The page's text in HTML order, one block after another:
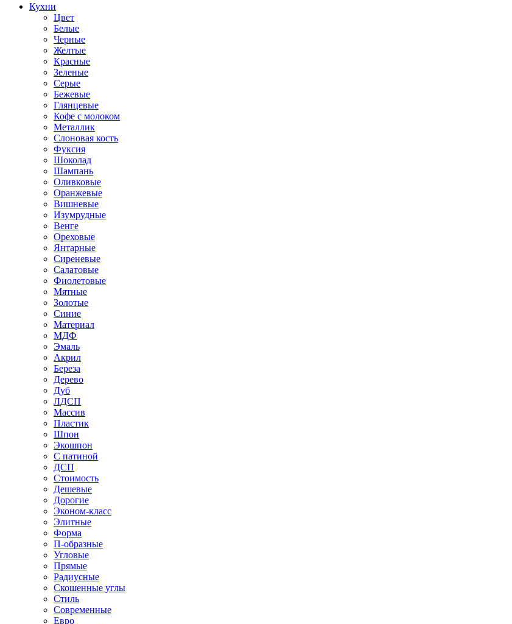
Кухни
Цвет
Белые
Черные
Желтые
Красные
Зеленые
Серые
Бежевые
Глянцевые
Кофе с молоком
Металлик
Слоновая кость
Фуксия
Шоколад
Шампань
Оливковые
Оранжевые
Вишневые
Изумрудные
Венге
Ореховые
Янтарные
Сиреневые
Салатовые
Фиолетовые
Мятные
Золотые
Синие
Материал
МДФ
Эмаль
Акрил
Береза
Дерево
Дуб
ЛДСП
Массив
Пластик
Шпон
Экошпон
С патиной
ДСП
Стоимость
Дешевые
Дорогие
Эконом-класс
Элитные
Форма
П-образные
Угловые
Прямые
Радиусные
Скошенные углы
Стиль
Современные
Евро